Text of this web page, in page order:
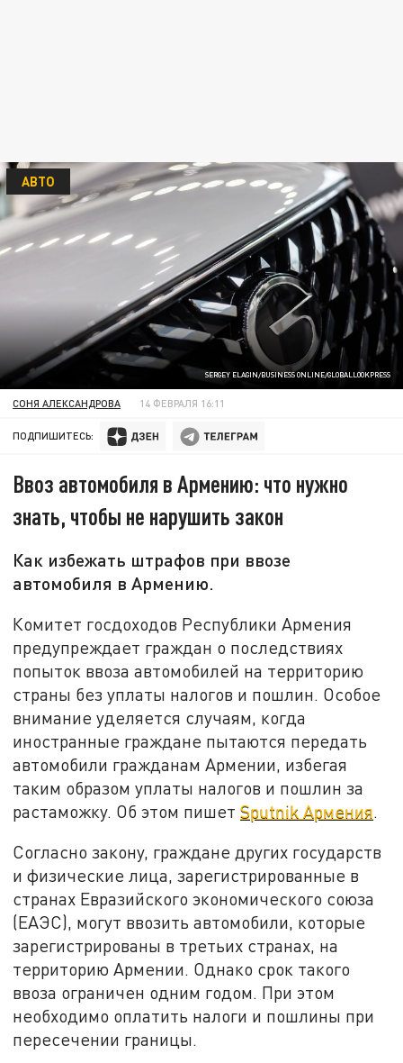
SERGEY ELAGIN/BUSINESS ONLINE/GLOBALLOOKPRESS
АВТО
СОНЯ АЛЕКСАНДРОВА 14 ФЕВРАЛЯ 16:11
ПОДПИШИТЕСЬ:
Ввоз автомобиля в Армению: что нужно
знать, чтобы не нарушить закон
Как избежать штрафов при ввозе
автомобиля в Армению.
Комитет госдоходов Республики Армения
предупреждает граждан о последствиях
попыток ввоза автомобилей на территорию
страны без уплаты налогов и пошлин. Особое
внимание уделяется случаям, когда
иностранные граждане пытаются передать
автомобили гражданам Армении, избегая
таким образом уплаты налогов и пошлин за
растаможку. Об этом пишетSputnik Армения.
Согласно закону, граждане других государств
и физические лица, зарегистрированные в
странах Евразийского экономического союза
(ЕАЭС), могут ввозить автомобили, которые
зарегистрированы в третьих странах, на
территорию Армении. Однако срок такого
ввоза ограничен одним годом. При этом
необходимо оплатить налоги и пошлины при
пересечении границы.